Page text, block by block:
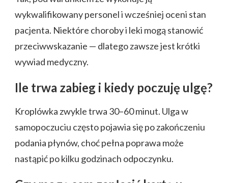
wykwalifikowany personel i wcześniej oceni stan
pacjenta. Niektóre choroby i leki mogą stanowić
przeciwwskazanie — dlatego zawsze jest krótki
wywiad medyczny.
Ile trwa zabieg i kiedy poczuję ulgę?
Kroplówka zwykle trwa 30–60 minut. Ulga w
samopoczuciu często pojawia się po zakończeniu
podania płynów, choć pełna poprawa może
nastąpić po kilku godzinach odpoczynku.